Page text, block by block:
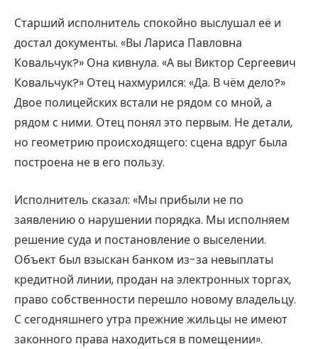
Старший исполнитель спокойно выслушал её и
достал документы. «Вы Лариса Павловна
Ковальчук?» Она кивнула. «А вы Виктор Сергеевич
Ковальчук?» Отец нахмурился: «Да. В чём дело?»
Двое полицейских встали не рядом со мной, а
рядом с ними. Отец понял это первым. Не детали,
но геометрию происходящего: сцена вдруг была
построена не в его пользу.
Исполнитель сказал: «Мы прибыли не по
заявлению о нарушении порядка. Мы исполняем
решение суда и постановление о выселении.
Объект был взыскан банком из-за невыплаты
кредитной линии, продан на электронных торгах,
право собственности перешло новому владельцу.
С сегодняшнего утра прежние жильцы не имеют
законного права находиться в помещении».